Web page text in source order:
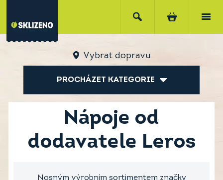
Vybrat dopravu
PROCHÁZET KATEGORIE
Nápoje od
dodavatele Leros
Nosným výrobním sortimentem značky